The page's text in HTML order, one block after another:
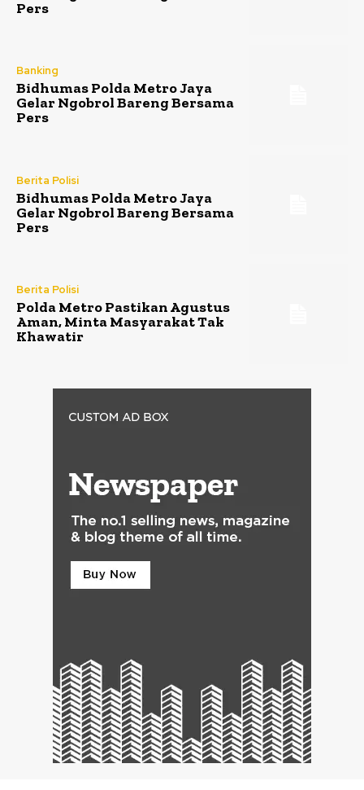
Pers
Banking
Bidhumas Polda Metro Jaya
Gelar Ngobrol Bareng Bersama
Pers
Berita Polisi
Bidhumas Polda Metro Jaya
Gelar Ngobrol Bareng Bersama
Pers
Berita Polisi
Polda Metro Pastikan Agustus
Aman, Minta Masyarakat Tak
Khawatir